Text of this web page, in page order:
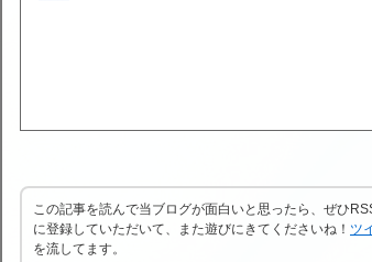
この記事を読んで当ブログが面白いと思ったら、ぜひ
に登録していただいて、また遊びにきてくださいね！ ツ
を流してます。